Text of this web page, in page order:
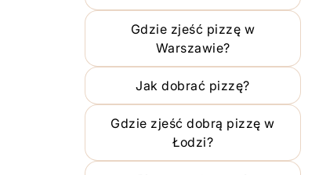
Gdzie zjeść pizzę w
Warszawie?
Jak dobrać pizzę?
Gdzie zjeść dobrą pizzę w
Łodzi?